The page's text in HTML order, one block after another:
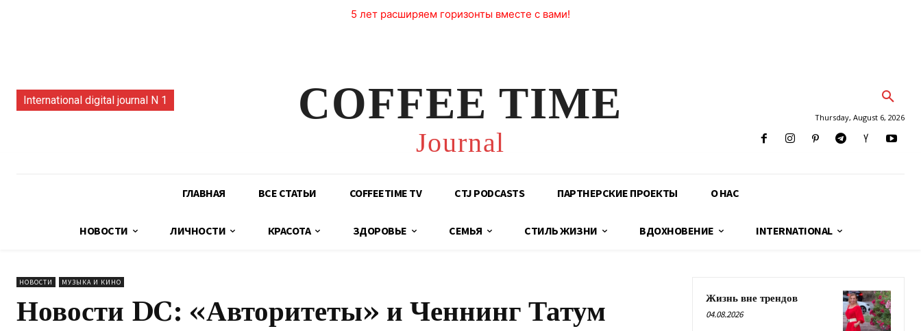
5 лет расширяем горизонты вместе с вами!
International digital journal N 1 COFFEE TIME
Journal
Thursday, August 6, 2026
ГЛАВНАЯ ВСЕ СТАТЬИ COFFEETIME TV CTJ PODCASTS ПАРТНЕРСКИЕ ПРОЕКТЫ О НАС
НОВОСТИ ЛИЧНОСТИ КРАСОТА ЗДОРОВЬЕ СЕМЬЯ СТИЛЬ ЖИЗНИ ВДОХНОВЕНИЕ INTERNATIONAL
НОВОСТИ МУЗЫКА И КИНО
Новости DC: «Авторитеты» и Ченнинг Татум Жизнь вне трендов
04.08.2026